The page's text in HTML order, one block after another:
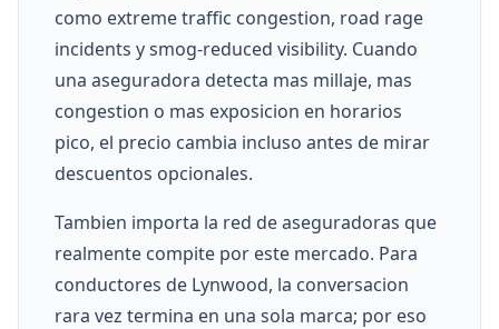
como extreme traffic congestion, road rage
incidents y smog-reduced visibility. Cuando
una aseguradora detecta mas millaje, mas
congestion o mas exposicion en horarios
pico, el precio cambia incluso antes de mirar
descuentos opcionales.
Tambien importa la red de aseguradoras que
realmente compite por este mercado. Para
conductores de Lynwood, la conversacion
rara vez termina en una sola marca; por eso